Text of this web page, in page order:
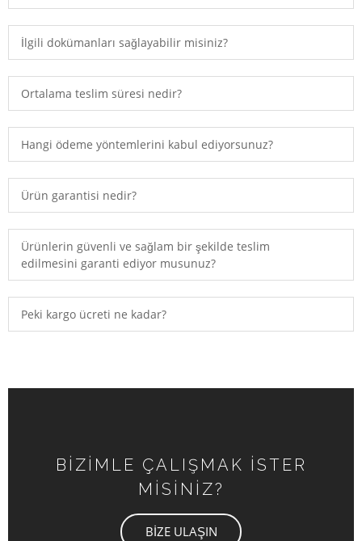
İlgili dokümanları sağlayabilir misiniz?
Ortalama teslim süresi nedir?
Hangi ödeme yöntemlerini kabul ediyorsunuz?
Ürün garantisi nedir?
Ürünlerin güvenli ve sağlam bir şekilde teslim
edilmesini garanti ediyor musunuz?
Peki kargo ücreti ne kadar?
BİZİMLE ÇALIŞMAK İSTER
MİSİNİZ?
BİZE ULAŞIN